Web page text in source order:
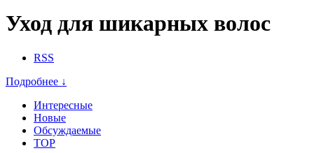
Уход для шикарных волос
RSS
Подробнее ↓
Интересные
Новые
Обсуждаемые
TOP